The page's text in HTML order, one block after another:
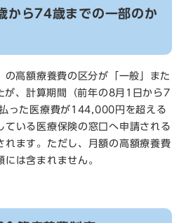
から74歳までの一部のか
高額療養費の区分が「一般」また
が、計算期間（前年の8月1日から7
った医療費が144,000円を超える
ている医療保険の窓口へ申請される
れます。ただし、月額の高額療養費
は含まれません。